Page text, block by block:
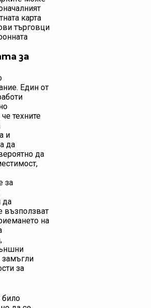
карта
търговци
за
Един от
техните
и
да
да
за
да
възползват
на
замъгли
за
било